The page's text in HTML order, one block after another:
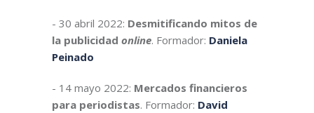
- 30 abril 2022: Desmitificando mitos de
la publicidad online. Formador: Daniela
Peinado
- 14 mayo 2022: Mercados financieros
para periodistas. Formador: David